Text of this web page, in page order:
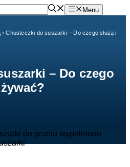
Menu
›Chusteczki do suszarki – Do czego służą i
– Do czego